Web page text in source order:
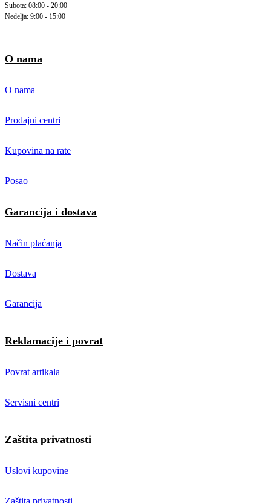
Subota: 08:00 - 20:00
Nedelja: 9:00 - 15:00
O nama
O nama
Prodajni centri
Kupovina na rate
Posao
Garancija i dostava
Način plaćanja
Dostava
Garancija
Reklamacije i povrat
Povrat artikala
Servisni centri
Zaštita privatnosti
Uslovi kupovine